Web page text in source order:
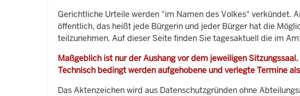
Gerichtliche Urteile werden "im Namen des Volkes" verkündet.
öffentlich, das heißt jede Bürgerin und jeder Bürger hat die
teilzunehmen. Auf dieser Seite finden Sie tagesaktuell die im
Maßgeblich ist nur der Aushang vor dem jeweiligen Sitzungssaal.
Technisch bedingt werden aufgehobene und verlegte Termine
Das Aktenzeichen wird aus Datenschutzgründen ohne